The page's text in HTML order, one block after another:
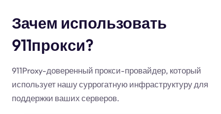
Зачем использовать
911прокси?
911Proxy-доверенный прокси-провайдер, который
использует нашу суррогатную инфраструктуру для
поддержки ваших серверов.